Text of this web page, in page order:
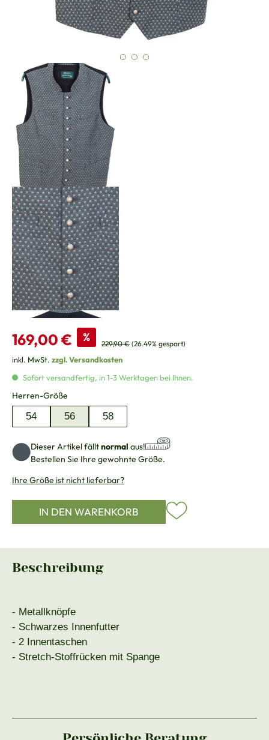
Verkaufspreis:
169,00 € % Regulärer Preis:
229,90 € (26.49% gespart)
inkl. MwSt. zzgl. Versandkosten
Sofort versandfertig, in 1-3 Werktagen bei Ihnen.
Herren-Größe
54 56 58
Dieser Artikel fälltnormal aus!
Bestellen Sie Ihre gewohnte Größe.
Ihre Größe ist nicht lieferbar?
IN DEN WARENKORB
Beschreibung
- Metallknöpfe
- Schwarzes Innenfutter
- 2 Innentaschen
- Stretch-Stoffrücken mit Spange